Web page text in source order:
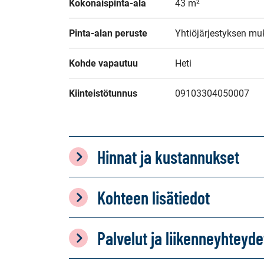
Kokonaispinta-ala 43 m²
Pinta-alan peruste Yhtiöjärjestyksen
Kohde vapautuu Heti
Kiinteistötunnus 09103304050007
Hinnat ja kustannukset
Kohteen lisätiedot
Palvelut ja